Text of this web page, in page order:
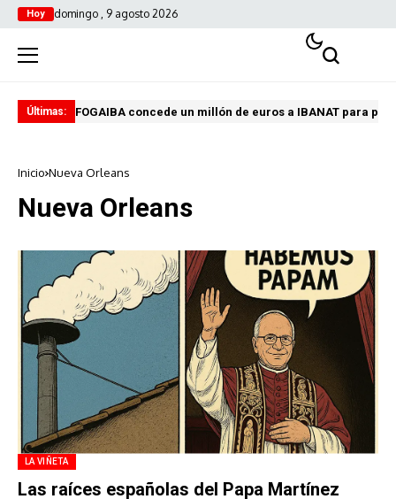
Hoy domingo , 9 agosto 2026
Últimas: FOGAIBA concede un millón de euros a IBANAT para
Inicio Nueva Orleans
Nueva Orleans
LA VIÑETA
Las raíces españolas del Papa Martínez